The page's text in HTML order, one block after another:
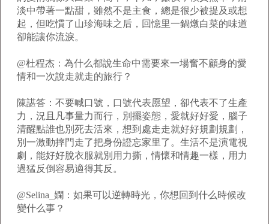
淡中帶著一點甜，雖然不是主食，總是很少被提及或想
起，但吃慣了山珍海味之后，回憶里一鍋燉白菜的味道
卻能讓你流淚。
@杜程杰：為什么都說生命中需要來一場奮不顧身的愛
情和一次說走就走的旅行？
陳諶答：不要喊口號，口號代表愿望，卻代表不了生產
力，況且凡事量力而行，別擺姿態，愛就好好愛，腦子
清醒點誰也別死去活來，想到處走走就好好規劃規劃，
別一激動摔門走了把身份證忘家里了。生活不是演電視
劇，能好好脫衣服就別用力撕，情懷和情趣一樣，用力
過猛反倒容易適得其反。
@Selina_嫻：如果可以逆轉時光，你想回到什么時候改
變什么事？